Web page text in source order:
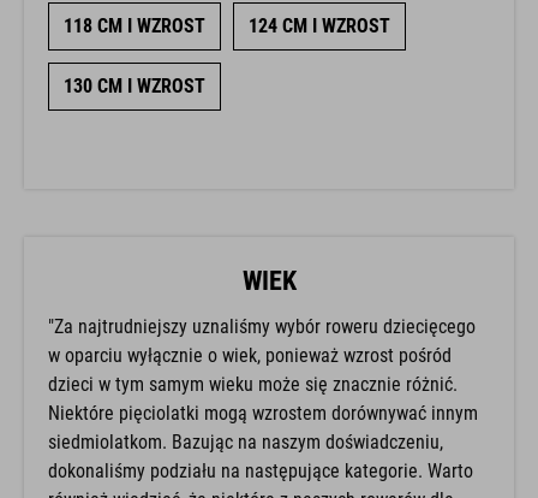
118 CM I WZROST 124 CM I WZROST
130 CM I WZROST
WIEK
"Za najtrudniejszy uznaliśmy wybór roweru dziecięcego
w oparciu wyłącznie o wiek, ponieważ wzrost pośród
dzieci w tym samym wieku może się znacznie różnić.
Niektóre pięciolatki mogą wzrostem dorównywać innym
siedmiolatkom. Bazując na naszym doświadczeniu,
dokonaliśmy podziału na następujące kategorie. Warto
również wiedzieć, że niektóre z naszych rowerów dla